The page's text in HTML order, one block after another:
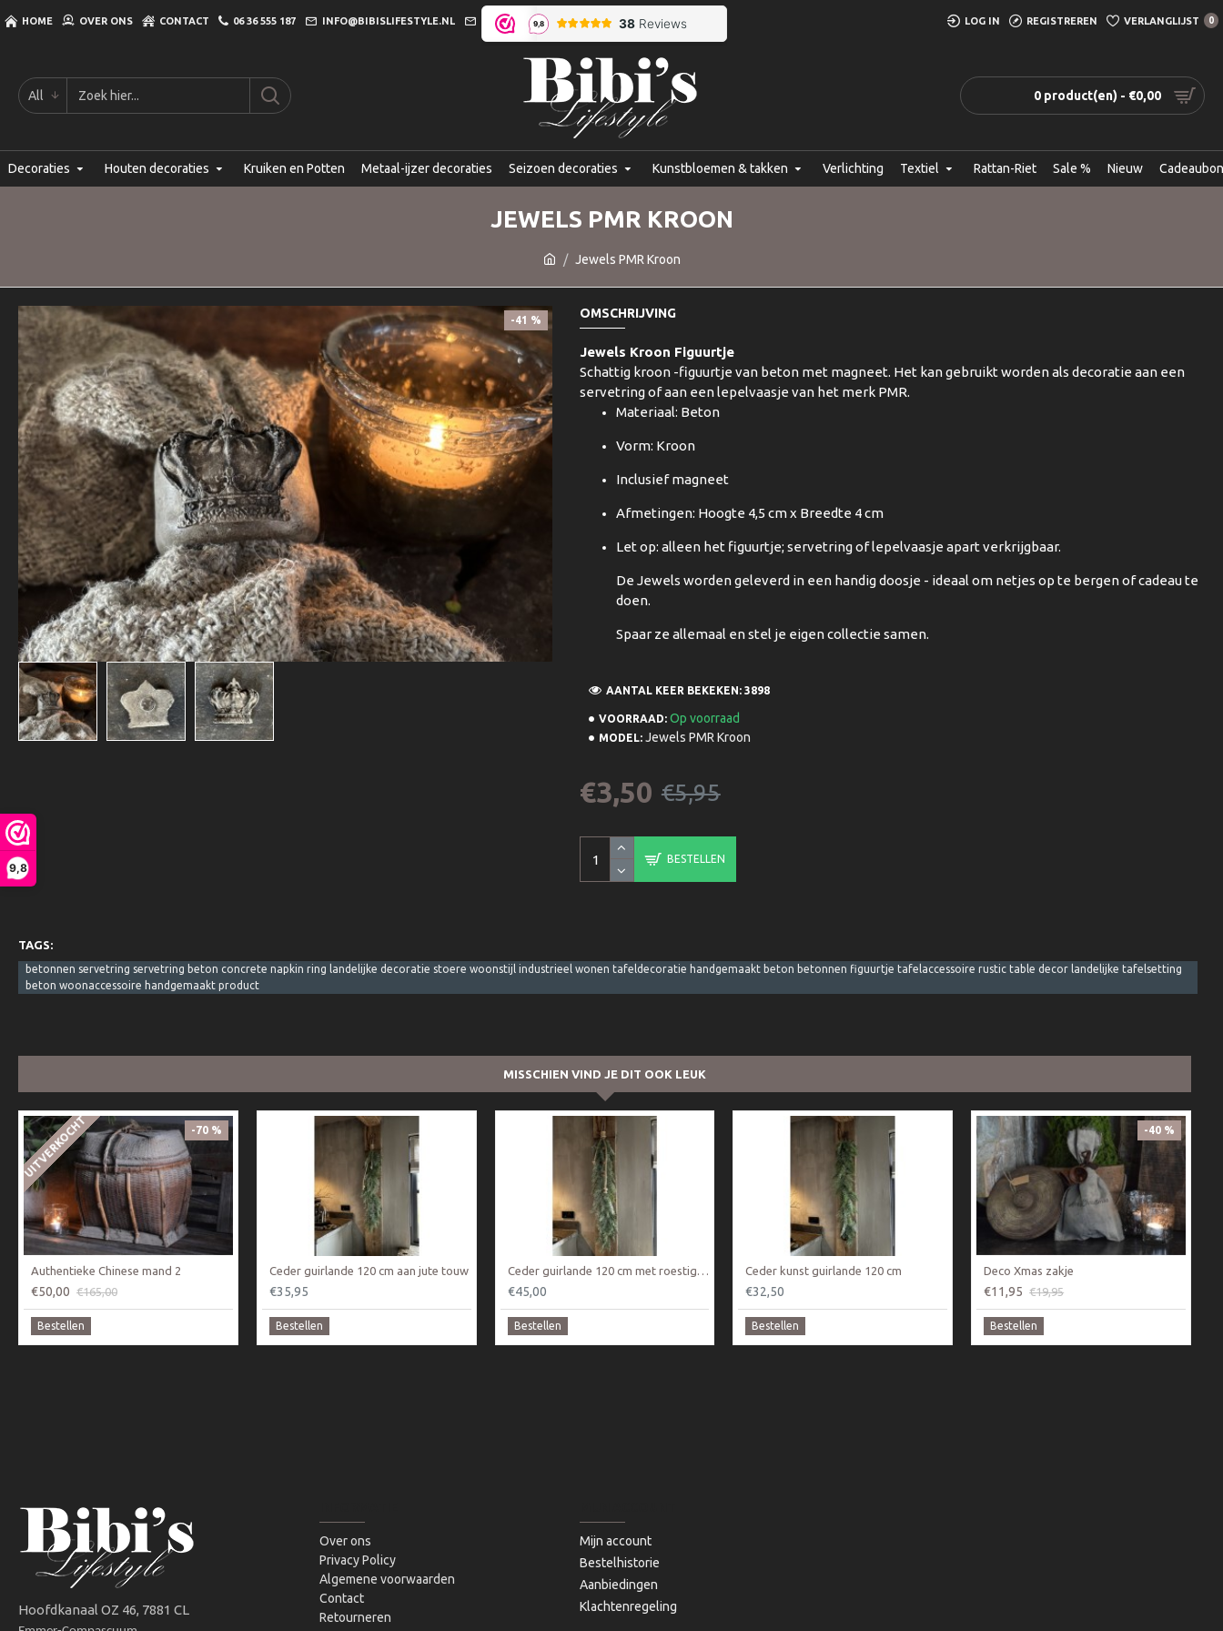
9,8
HOME OVER ONS CONTACT 06 36 555 187 INFO@BIBISLIFESTYLE.NL LOG IN REGISTREREN VERLANGLIJST 0
All 0 product(en) - €0,00
Decoraties Houten decoraties Kruiken en Potten Metaal-ijzer decoraties Seizoen decoraties Kunstbloemen & takken Verlichting Textiel Rattan-Riet Sale % Nieuw Cadeaubon
Jewels PMR Kroon
JEWELS PMR KROON
-41 % OMSCHRIJVING
Jewels Kroon Figuurtje
Schattig kroon -figuurtje van beton met magneet. Het kan gebruikt worden als decoratie aan een
servetring of aan een lepelvaasje van het merk PMR.
Materiaal: Beton
Vorm: Kroon
Inclusief magneet
Afmetingen: Hoogte 4,5 cm x Breedte 4 cm
Let op: alleen het figuurtje; servetring of lepelvaasje apart verkrijgbaar.
De Jewels worden geleverd in een handig doosje - ideaal om netjes op te bergen of cadeau te
doen.
Spaar ze allemaal en stel je eigen collectie samen.
VOORRAAD: Op voorraad
MODEL: Jewels PMR Kroon
AANTAL KEER BEKEKEN: 3898
€3,50 €5,95
BESTELLEN
TAGS:
betonnen servetring servetring beton concrete napkin ring landelijke decoratie stoere woonstijl industrieel wonen tafeldecoratie handgemaakt beton betonnen figuurtje tafelaccessoire rustic table decor landelijke tafelsetting
beton woonaccessoire handgemaakt product
MISSCHIEN VIND JE DIT OOK LEUK
-70 %
UITVERKOCHT
Authentieke Chinese mand 2
€50,00 €165,00
Bestellen
Ceder guirlande 120 cm aan jute touw
€35,95
Bestellen
Ceder guirlande 120 cm met roestige bellen ketting
€45,00
Bestellen
Ceder kunst guirlande 120 cm
€32,50
Bestellen
-40 %
Deco Xmas zakje
€11,95 €19,95
Bestellen
Hoofdkanaal OZ 46, 7881 CL
Over ons
Privacy Policy
Algemene voorwaarden
Contact
Retourneren
Mijn account
Bestelhistorie
Aanbiedingen
Klachtenregeling